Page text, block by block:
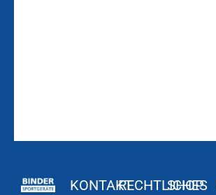
KONTAKTRECHTLICHES
SHOP